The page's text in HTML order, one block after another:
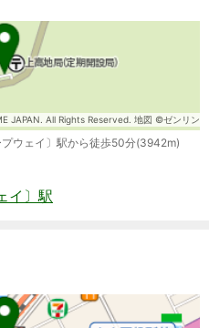
JAPAN. All Rights Reserved. 地図 ©ゼンリン
ウェイ〕駅から徒歩50分(3942m)
イ〕駅